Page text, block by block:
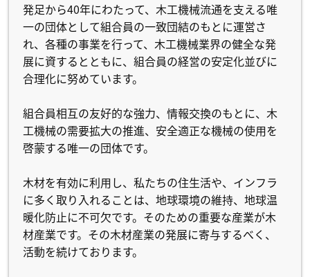
発足から40年にわたって、木工機械流通を支える唯
一の団体として組合員の一致団結のもとに運営さ
れ、各種の事業を行って、木工機械業界の健全な発
展に資するとともに、組合員の経営の安定化並びに
合理化に努めています。
組合員相互の友好的な強力、情報交換のもとに、木
工機械の需要拡大の推進、安全適正な機械の使用を
啓蒙する唯一の団体です。
木材を有効に利用し、私たちの住生活や、インフラ
に多く取り入れることは、地球環境の維持、地球温
暖化防止に不可欠です。そのための重要な産業が木
材産業です。その木材産業の発展に寄与するべく、
活動を続けております。